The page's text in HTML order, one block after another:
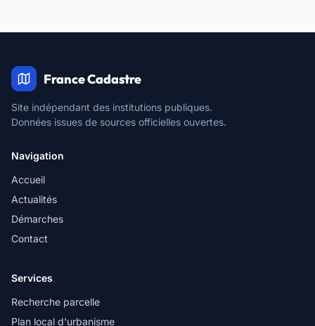
France Cadastre
Site indépendant des institutions publiques.
Données issues de sources officielles ouvertes.
Navigation
Accueil
Actualités
Démarches
Contact
Services
Recherche parcelle
Plan local d'urbanisme